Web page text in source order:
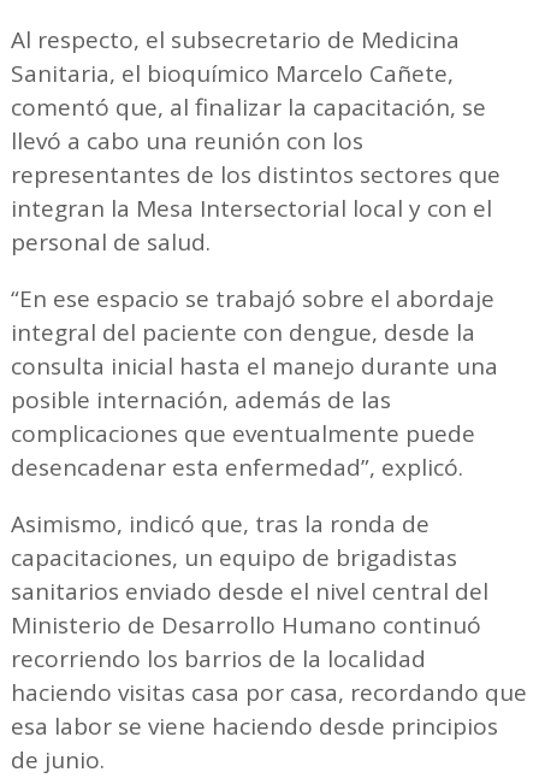
Al respecto, el subsecretario de Medicina
Sanitaria, el bioquímico Marcelo Cañete,
comentó que, al finalizar la capacitación, se
llevó a cabo una reunión con los
representantes de los distintos sectores que
integran la Mesa Intersectorial local y con el
personal de salud.
“En ese espacio se trabajó sobre el abordaje
integral del paciente con dengue, desde la
consulta inicial hasta el manejo durante una
posible internación, además de las
complicaciones que eventualmente puede
desencadenar esta enfermedad”, explicó.
Asimismo, indicó que, tras la ronda de
capacitaciones, un equipo de brigadistas
sanitarios enviado desde el nivel central del
Ministerio de Desarrollo Humano continuó
recorriendo los barrios de la localidad
haciendo visitas casa por casa, recordando que
esa labor se viene haciendo desde principios
de junio.